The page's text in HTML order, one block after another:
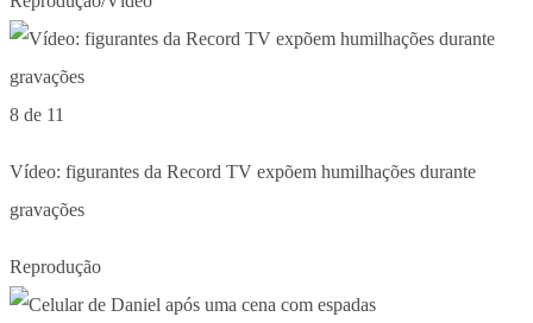
8 de 11
Vídeo: figurantes da Record TV expõem humilhações durante
gravações
Reprodução